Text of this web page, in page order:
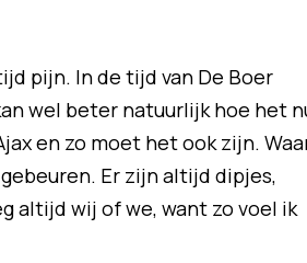
pijn. In de tijd van De Boer
wel beter natuurlijk hoe het
en zo moet het ook zijn.
Er zijn altijd dipjes,
altijd wij of we, want zo voel ik